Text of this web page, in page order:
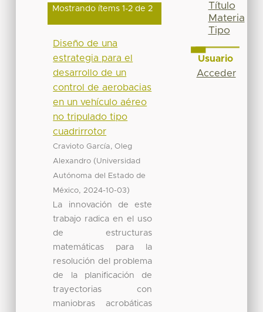
Mostrando ítems 1-2 de 2
Diseño de una
estrategia para el
desarrollo de un
control de aerobacias
en un vehículo aéreo
no tripulado tipo
cuadrirrotor
Cravioto García, Oleg
Alexandro (Universidad
Autónoma del Estado de
México, 2024-10-03)
La innovación de este
trabajo radica en el uso
de estructuras
matemáticas para la
resolución del problema
de la planificación de
trayectorias con
maniobras acrobáticas
Título
Materia
Tipo
Usuario
Acceder